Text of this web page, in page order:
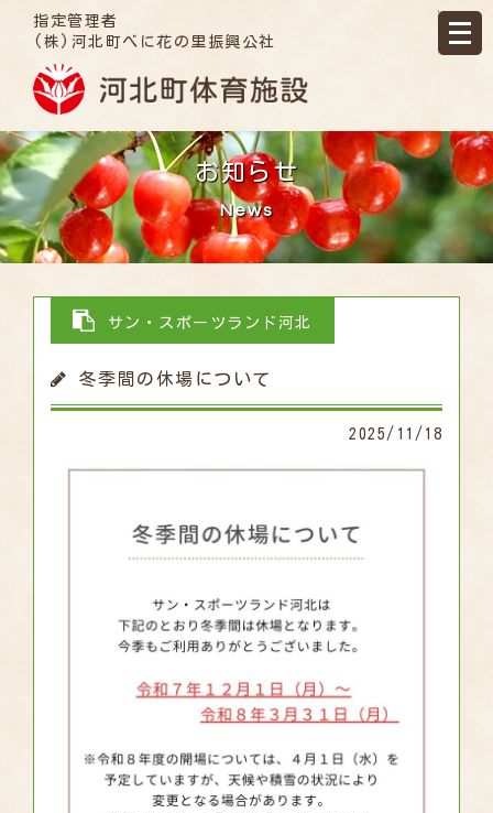
指定管理者
(株)河北町べに花の里振興公社
お知らせ
News
サン・スポーツランド河北
冬季間の休場について
2025/11/18